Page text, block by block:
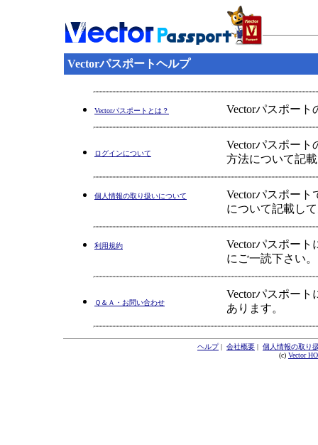
Vectorパスポートヘルプ
Vectorパスポートとは？ Vectorパスポー
ログインについて
Vectorパスポー
方法について記
個人情報の取り扱いについて
Vectorパスポー
について記載し
利用規約
Vectorパスポー
にご一読下さい。
Ｑ＆Ａ・お問い合わせ
Vectorパスポー
あります。
ヘルプ| 会社概要 | 個人情報の取り
(c) Vector